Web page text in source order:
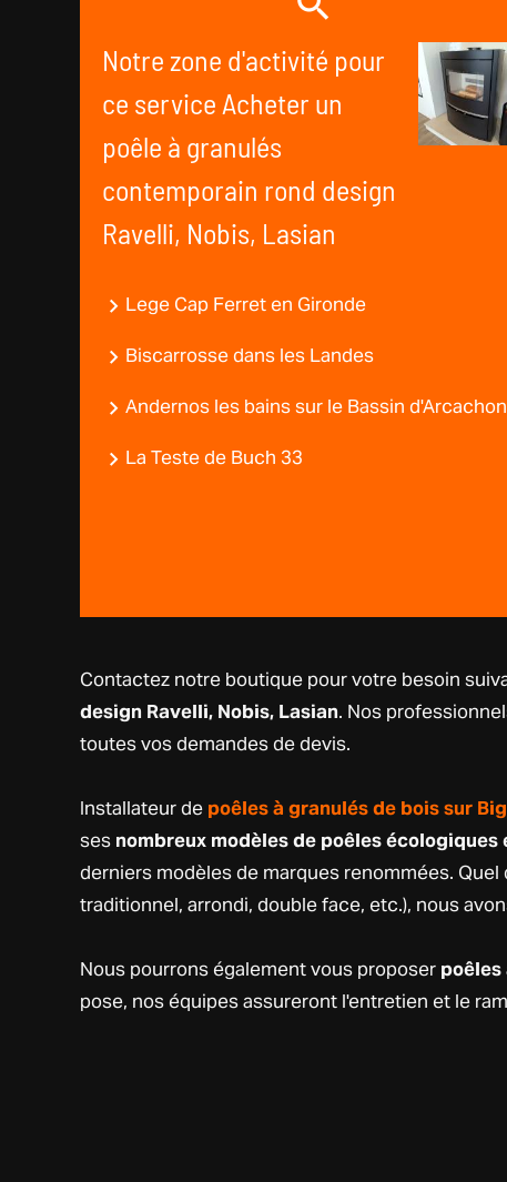
Notre zone d'activité pour
ce service Acheter un
poêle à granulés
contemporain rond design
Ravelli, Nobis, Lasian
Lege Cap Ferret en Gironde
Biscarrosse dans les Landes
Andernos les bains sur le Bassin d'Arcachon
La Teste de Buch 33
Contactez notre boutique pour votre besoin
design Ravelli, Nobis, Lasian. Nos
toutes vos demandes de devis.
Installateur de poêles à granulés de bois sur
ses nombreux modèles de poêles écologiques
derniers modèles de marques renommées.
traditionnel, arrondi, double face, etc.), nous
Nous pourrons également vous proposer
pose, nos équipes assureront l'entretien et le